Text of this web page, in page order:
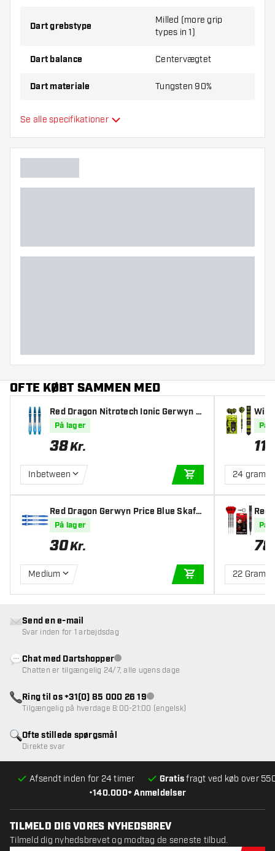
Dart grebstype
Milled (more grip
types in 1)
Dart balance Centervægtet
Dart materiale Tungsten 90%
Dartnæsegreb
Dartspiller
Dart form
Se alle specifikationer
OFTE KØBT SAMMEN MED
Red Dragon Nitrotech Ionic Gerwyn P
rice Blue Dipped Skafter
På lager
38Kr.
Inbetween
TILFØJ TIL KURV
Red Dragon Gerwyn Price Blue Skaft
er
På lager
30Kr.
Medium
TILFØJ TIL KURV
n
På
24 gram
Red
På
22 Gram
•140.000+ Anmeldelser
Afsendt inden for 24 timer Gratisfragt ved køb over
Ofte stillede spørgsmål
Direkte svar
Send en e-mail
Svar inden for 1 arbejdsdag
Chat med DartshopperKundeservice ikke tilgængelig
Chatten er tilgængelig 24/7, alle ugens dage
Ring til os +31(0) 85 000 26 19Kundeservice ikke tilgængelig
Tilgængelig på hverdage 8:00-21:00 (engelsk)
TILMELD DIG VORES NYHEDSBREV
Tilmeld dig nyhedsbrevet og modtag de seneste tilbud.